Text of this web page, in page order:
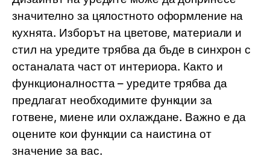
значително за цялостното оформление на
кухнята. Изборът на цветове, материали и
стил на уредите трябва да бъде в синхрон с
останалата част от интериора. Както и
функционалността – уредите трябва да
предлагат необходимите функции за
готвене, миене или охлаждане. Важно е да
оцените кои функции са наистина от
значение за вас.